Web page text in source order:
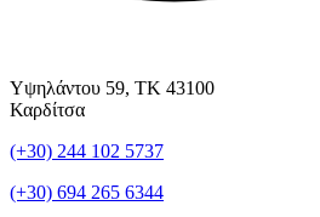
Υψηλάντου 59, ΤΚ 43100
Καρδίτσα
(+30) 244 102 5737
(+30) 694 265 6344